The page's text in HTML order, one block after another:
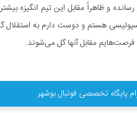
و ظاهراً مقابل این تیم انگیزه
هستم و دوست دارم به استقلال
مقابل آنها گل می‌شوند.
پایگاه تخصصی فوتبال بوشهر